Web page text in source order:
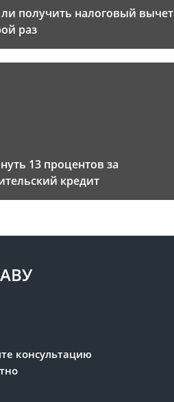
получить налоговый вычет
раз
13 процентов за
кредит
консультацию